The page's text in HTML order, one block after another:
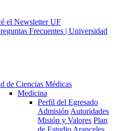
el Newsletter UF
de Ciencias Médicas
Medicina
Perfil del Egresado
Admisión Autoridades
Misión y Valores Plan
de Estudio Aranceles